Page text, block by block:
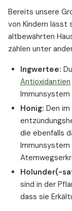
Bereits unsere
von Kindern lässt
altbewährten
zählen unter
Ingwertee:
Antioxidantien
Immunsystem
Honig: Den
die ebenfalls
Immunsystem
Holunder(-
sind in der
dass sie